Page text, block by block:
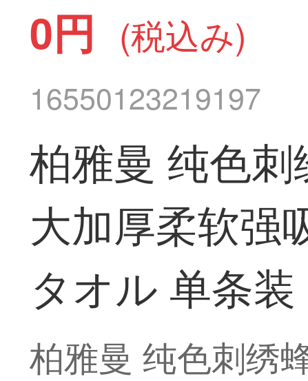
0円 (税込み)
16550123219197
柏雅曼 纯色
大加厚柔软强
タオル 单条
柏雅曼 纯色刺绣